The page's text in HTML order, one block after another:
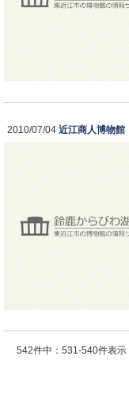
2010/07/04 近江商人博物館
542件中：531-540件表示